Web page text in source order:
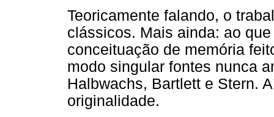
Teoricamente falando, o
clássicos. Mais ainda: ao
conceituação de memória
modo singular fontes nunca
Halbwachs, Bartlett e Stern.
originalidade.